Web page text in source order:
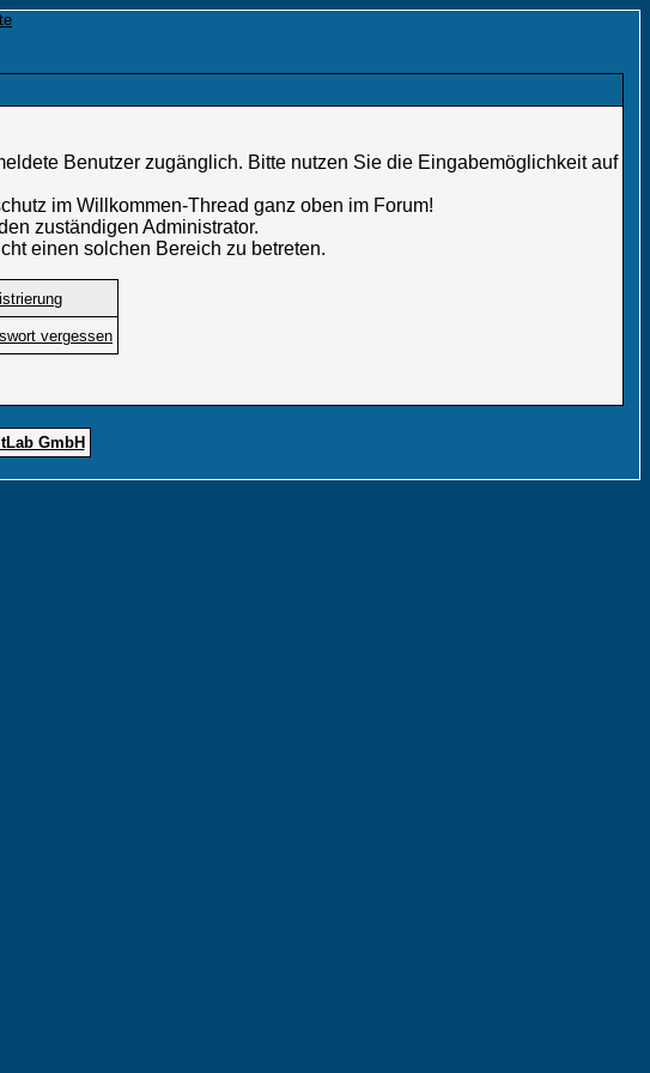
Benutzer zugänglich. Bitte nutzen Sie die Eingabemöglichkeit auf
im Willkommen-Thread ganz oben im Forum!
zuständigen Administrator.
einen solchen Bereich zu betreten.
vergessen
GmbH